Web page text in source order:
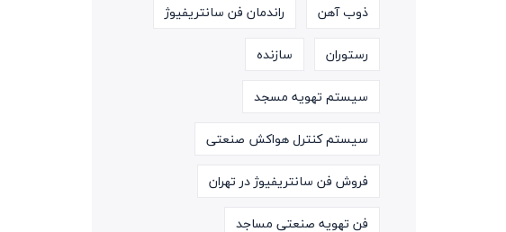
ذوب آهن
راندمان فن سانتریفیوژ
رستوران
سازنده
سیستم تهویه مسجد
سیستم کنترل هواکش صنعتی
فروش فن سانتریفیوژ در تهران
فن تهویه صنعتی مساجد